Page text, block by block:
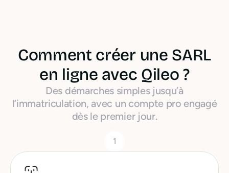
Comment créer une SARL
en ligne avec Qileo ?
Des démarches simples jusqu’à
l’immatriculation, avec un compte pro engagé
dès le premier jour.
1